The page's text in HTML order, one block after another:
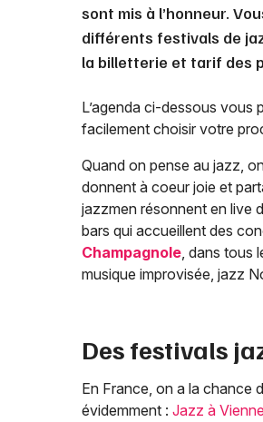
sont mis à l’honneur.
différents festivals de
la billetterie et tarif des
L’agenda ci-dessous vous
facilement choisir votre
Quand on pense au jazz,
donnent à coeur joie et
jazzmen résonnent en live
bars qui accueillent des
Champagnole, dans tous
musique improvisée, jazz
Des festivals
En France, on a la chance
évidemment : Jazz à Vienne